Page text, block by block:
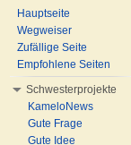
Hauptseite
Wegweiser
Zufällige Seite
Empfohlene Seiten
Schwesterprojekte
KameloNews
Gute Frage
Gute Idee